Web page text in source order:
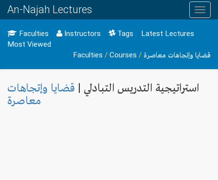
An-Najah Lectures
Faculties Instructors Tags
Latest Lectures
Most Viewed
Faculties / Courses / قضايا وإتجاهات معاصرة
استراتيجية التدريس التبادلي | قضايا وإتجاهات
معاصرة